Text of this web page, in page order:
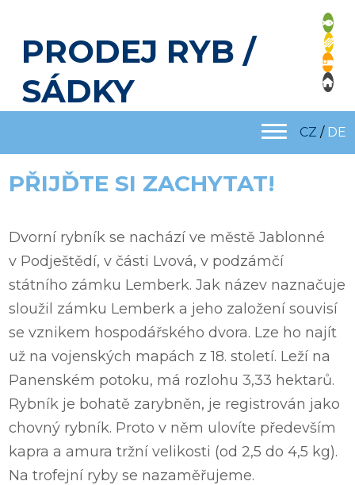
PRODEJ RYB /
SÁDKY
CZ / DE
PŘIJĎTE SI ZACHYTAT!
Dvorní rybník se nachází ve městě Jablonné
v Podještědí, v části Lvová, v podzámčí
státního zámku Lemberk. Jak název naznačuje
sloužil zámku Lemberk a jeho založení souvisí
se vznikem hospodářského dvora. Lze ho najít
už na vojenských mapách z 18. století. Leží na
Panenském potoku, má rozlohu 3,33 hektarů.
Rybník je bohatě zarybněn, je registrován jako
chovný rybník. Proto v něm ulovíte především
kapra a amura tržní velikosti (od 2,5 do 4,5 kg).
Na trofejní ryby se nazaměřujeme.